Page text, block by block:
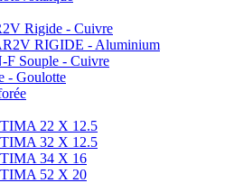
Rigide - Cuivre
RIGIDE - Aluminium
F Souple - Cuivre
- Goulotte
22 X 12.5
32 X 12.5
34 X 16
52 X 20